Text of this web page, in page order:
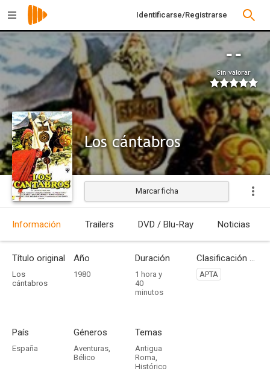
Identificarse/Registrarse
--
Sin valorar
Los cántabros
Estrenada
Marcar ficha
Información Trailers DVD / Blu-Ray Noticias
Título original
Los
cántabros
Año
1980
Duración
1 hora y
40
minutos
Clasificación por edades
APTA
País
España
Géneros
Aventuras,
Bélico
Temas
Antigua
Roma,
Histórico